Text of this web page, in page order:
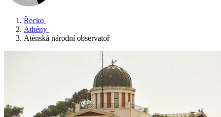
Řecko
Athény
Aténská národní observatoř